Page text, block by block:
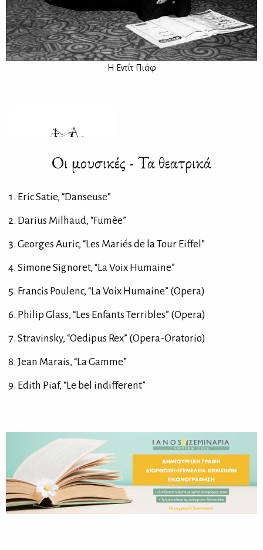
Η Εντίτ Πιάφ
Οι μουσικές - Τα θεατρικά
Eric Satie, “Danseuse”
Darius Milhaud, “Fumèe”
Georges Auric, “Les Mariés de la Tour Eiffel”
Simone Signoret, “La Voix Humaine”
Francis Poulenc, “La Voix Humaine” (Opera)
Philip Glass, “Les Enfants Terribles” (Opera)
Stravinsky, “Oedipus Rex” (Opera-Oratorio)
Jean Marais, “La Gamme”
Edith Piaf, “Le bel indifferent”